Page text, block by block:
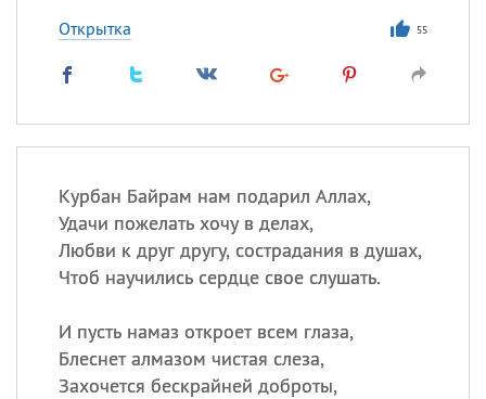
Открытка 55
Курбан Байрам нам подарил Аллах,
Удачи пожелать хочу в делах,
Любви к друг другу, сострадания в душах,
Чтоб научились сердце свое слушать.
И пусть намаз откроет всем глаза,
Блеснет алмазом чистая слеза,
Захочется бескрайней доброты,